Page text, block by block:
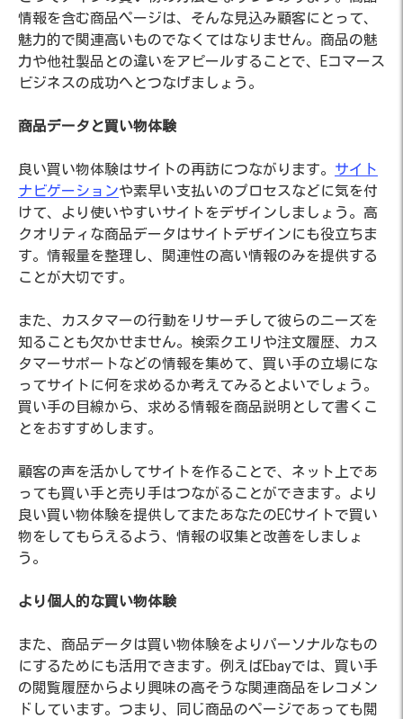
情報を含む商品ページは、そんな見込み顧客にとって、
魅力的で関連高いものでなくてはなりません。商品の魅
力や他社製品との違いをアピールすることで、Eコマース
ビジネスの成功へとつなげましょう。
商品データと買い物体験
良い買い物体験はサイトの再訪につながります。 サイト
ナビゲーションや素早い支払いのプロセスなどに気を付
けて、より使いやすいサイトをデザインしましょう。高
クオリティな商品データはサイトデザインにも役立ちま
す。情報量を整理し、関連性の高い情報のみを提供する
ことが大切です。
また、カスタマーの行動をリサーチして彼らのニーズを
知ることも欠かせません。検索クエリや注文履歴、カス
タマーサポートなどの情報を集めて、買い手の立場にな
ってサイトに何を求めるか考えてみるとよいでしょう。
買い手の目線から、求める情報を商品説明として書くこ
とをおすすめします。
顧客の声を活かしてサイトを作ることで、ネット上であ
っても買い手と売り手はつながることができます。より
良い買い物体験を提供してまたあなたのECサイトで買い
物をしてもらえるよう、情報の収集と改善をしましょ
う。
より個人的な買い物体験
また、商品データは買い物体験をよりパーソナルなもの
にするためにも活用できます。例えばEbayでは、買い手
の閲覧履歴からより興味の高そうな関連商品をレコメン
ドしています。つまり、同じ商品のページであっても閲